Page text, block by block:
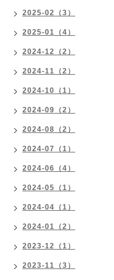
2025-02（3）
2025-01（4）
2024-12（2）
2024-11（2）
2024-10（1）
2024-09（2）
2024-08（2）
2024-07（1）
2024-06（4）
2024-05（1）
2024-04（1）
2024-01（2）
2023-12（1）
2023-11（3）